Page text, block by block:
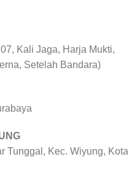
Kali Jaga, Harja Mukti,
Setelah Bandara)
Tunggal, Kec. Wiyung, Kota